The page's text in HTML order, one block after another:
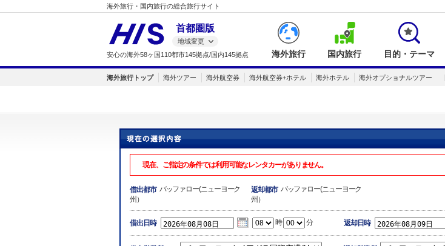
海外旅行・国内旅行の総合旅行サイト
首都圏版
地域変更
安心の海外58ヶ国110都市145拠点/国内145拠点
海外旅行 国内旅行 目的・テーマ
海外旅行トップ 海外ツアー 海外航空券 海外航空券+ホテル 海外ホテル 海外オプショナルツアー
現在、ご指定の条件では利用可能なレンタカーがありません。
借出都市 バッファロー(ニューヨーク
州）
返却都市 バッファロー(ニューヨーク
州）
借出日時 時 分 返却日時